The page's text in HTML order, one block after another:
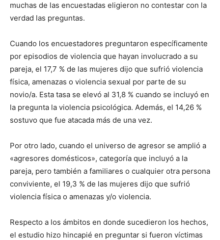
muchas de las encuestadas eligieron no contestar con la
verdad las preguntas.
Cuando los encuestadores preguntaron específicamente
por episodios de violencia que hayan involucrado a su
pareja, el 17,7 % de las mujeres dijo que sufrió violencia
física, amenazas o violencia sexual por parte de su
novio/a. Esta tasa se elevó al 31,8 % cuando se incluyó en
la pregunta la violencia psicológica. Además, el 14,26 %
sostuvo que fue atacada más de una vez.
Por otro lado, cuando el universo de agresor se amplió a
«agresores domésticos», categoría que incluyó a la
pareja, pero también a familiares o cualquier otra persona
conviviente, el 19,3 % de las mujeres dijo que sufrió
violencia física o amenazas y/o violencia.
Respecto a los ámbitos en donde sucedieron los hechos,
el estudio hizo hincapié en preguntar si fueron víctimas